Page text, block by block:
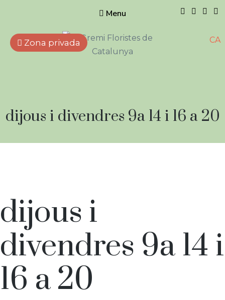
Menu
Empreses que treballen
amb flors, plantes naturals i
CA
Zona privada
Horari:
dijous i divendres 9a 14 i 16 a 20
Horari:
dijous i
divendres 9a 14 i
16 a 20